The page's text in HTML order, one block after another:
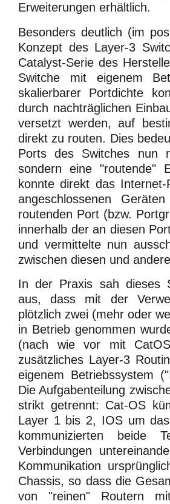
Erweiterungen erhältlich.
Besonders deutlich (im
Konzept des Layer-3
Catalyst-Serie des
Switche mit eigenem
skalierbarer Portdichte
durch nachträglichen
versetzt werden, auf
direkt zu routen. Dies
Ports des Switches nun
sondern eine "routende"
konnte direkt das
angeschlossenen
routenden Port (bzw.
innerhalb der an diesen
und vermittelte nun
zwischen diesen und
In der Praxis sah dieses
aus, dass mit der
plötzlich zwei (mehr oder
in Betrieb genommen
(nach wie vor mit
zusätzliches Layer-3
eigenem Betriebssystem
Die Aufgabenteilung
strikt getrennt: Cat-OS
Layer 1 bis 2, IOS um
kommunizierten beide
Verbindungen
Kommunikation
Chassis, so dass die
von "reinen" Routern